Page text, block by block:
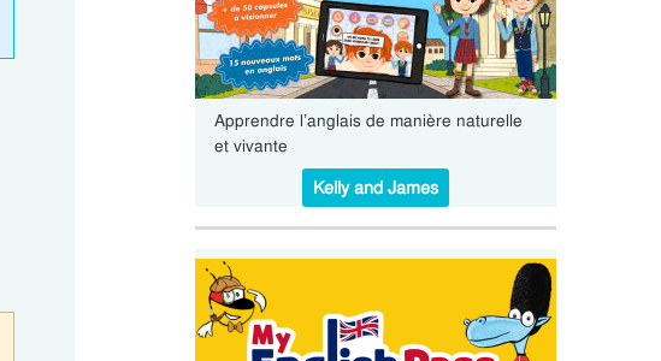
Apprendre l’anglais de manière naturelle
et vivante
Kelly and James